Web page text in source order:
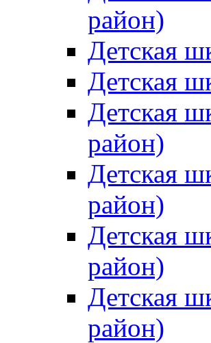
район)
Детская
Детская
Детская
район)
Детская
район)
Детская
район)
Детская
район)